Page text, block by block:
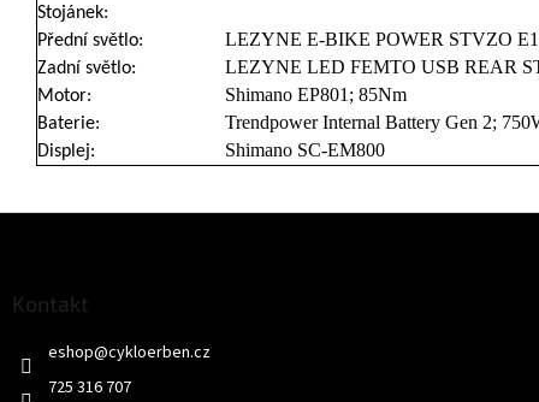
Stojánek:
Přední světlo:
LEZYNE E-BIKE POWER STVZO
Zadní světlo: LEZYNE LED FEMTO USB REAR
Motor: Shimano EP801; 85Nm
Baterie: Trendpower Internal Battery Gen 2;
Displej: Shimano SC-EM800
Kontakt
eshop@cykloerben.cz
725 316 707